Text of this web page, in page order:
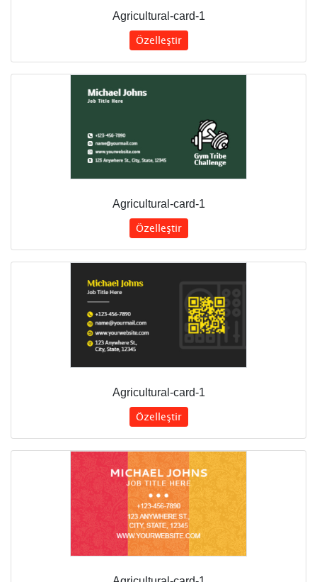
Agricultural-card-1
Özelleştir
Agricultural-card-1
Özelleştir
Agricultural-card-1
Özelleştir